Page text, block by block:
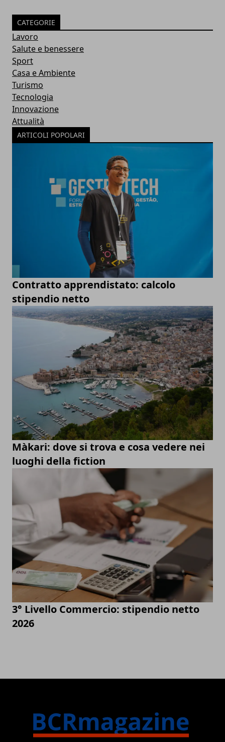
CATEGORIE
Lavoro
Salute e benessere
Sport
Casa e Ambiente
Turismo
Tecnologia
Innovazione
Attualità
ARTICOLI POPOLARI
Contratto apprendistato: calcolo
stipendio netto
Màkari: dove si trova e cosa vedere nei
luoghi della fiction
3° Livello Commercio: stipendio netto
2026